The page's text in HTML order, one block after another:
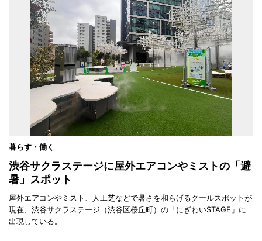
暮らす・働く
渋谷サクラステージに屋外エアコンやミストの「避
暑」スポット
屋外エアコンやミスト、人工芝などで暑さを和らげるクールスポットが
現在、渋谷サクラステージ（渋谷区桜丘町）の「にぎわいSTAGE」に
出現している。